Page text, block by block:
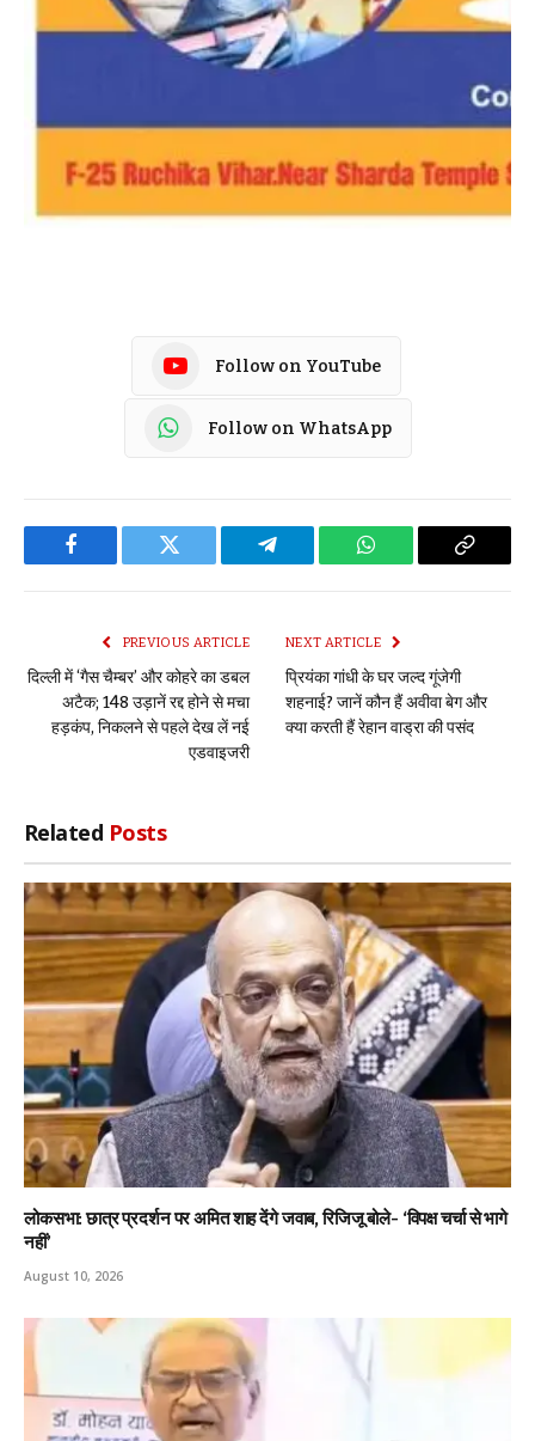
Follow on YouTube
Follow on WhatsApp
Facebook Twitter Telegram WhatsApp Copy
PREVIOUS ARTICLE
दिल्ली में ‘गैस चैम्बर’ और कोहरे का डबल
अटैक; 148 उड़ानें रद्द होने से मचा
हड़कंप, निकलने से पहले देख लें नई
एडवाइजरी
NEXT ARTICLE
प्रियंका गांधी के घर जल्द गूंजेगी
शहनाई? जानें कौन हैं अवीवा बेग और
क्या करती हैं रेहान वाड्रा की पसंद
Related Posts
लोकसभा: छात्र प्रदर्शन पर अमित शाह देंगे जवाब, रिजिजू बोले- ‘विपक्ष चर्चा से भागे
नहीं’
August 10, 2026